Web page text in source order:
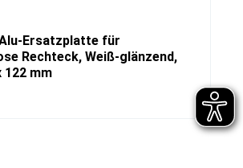
Ersatzplatte für
Rechteck, Weiß-glänzend,
122 mm